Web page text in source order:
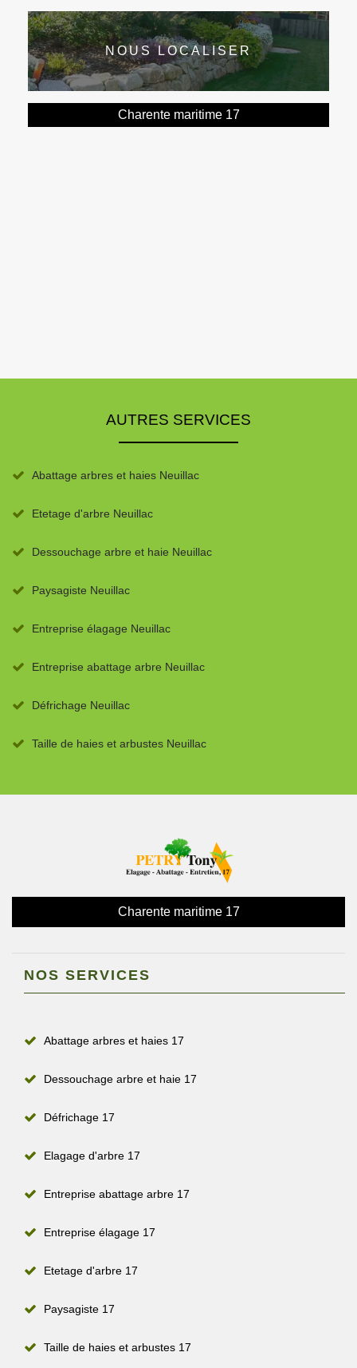
NOUS LOCALISER
Charente maritime 17
AUTRES SERVICES
Abattage arbres et haies Neuillac
Etetage d'arbre Neuillac
Dessouchage arbre et haie Neuillac
Paysagiste Neuillac
Entreprise élagage Neuillac
Entreprise abattage arbre Neuillac
Défrichage Neuillac
Taille de haies et arbustes Neuillac
Charente maritime 17
NOS SERVICES
Abattage arbres et haies 17
Dessouchage arbre et haie 17
Défrichage 17
Elagage d'arbre 17
Entreprise abattage arbre 17
Entreprise élagage 17
Etetage d'arbre 17
Paysagiste 17
Taille de haies et arbustes 17